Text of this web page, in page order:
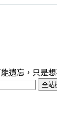
遺忘，只是想